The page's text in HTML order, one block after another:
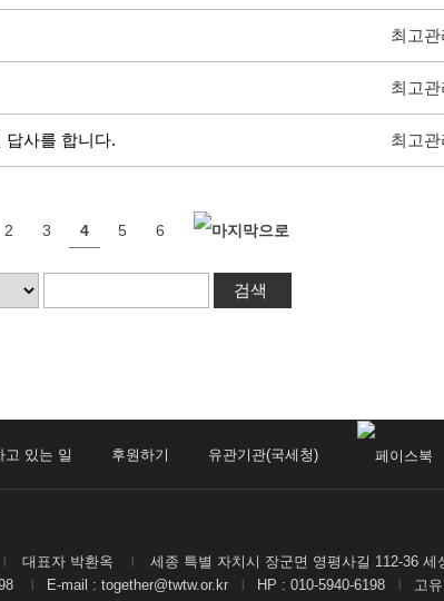
최고
최고
답사를 합니다. 최고
2 3 4 5 6
고 있는 일 후원하기 유관기관(국세청)
대표자 박환옥
세종 특별 자치시 장군면 영평사길 112-36 세
E-mail : together@twtw.or.kr HP : 010-5940-6198
고유